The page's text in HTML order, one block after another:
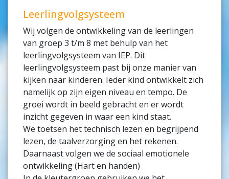
Leerlingvolgsysteem
Wij volgen de ontwikkeling van de leerlingen
van groep 3 t/m 8 met behulp van het
leerlingvolgsysteem van IEP. Dit
leerlingvolgsysteem past bij onze manier van
kijken naar kinderen. Ieder kind ontwikkelt zich
namelijk op zijn eigen niveau en tempo. De
groei wordt in beeld gebracht en er wordt
inzicht gegeven in waar een kind staat.
We toetsen het technisch lezen en begrijpend
lezen, de taalverzorging en het rekenen.
Daarnaast volgen we de sociaal emotionele
ontwikkeling (Hart en handen)